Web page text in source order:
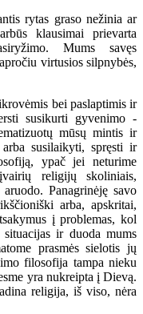
rytas graso nežinia ar
klausimai prievarta
Mums savęs
virtusios silpnybės,
bei paslaptimis ir
susikurti gyvenimo -
mūsų mintis ir
susilaikyti, spręsti ir
ypač jei neturime
religijų skoliniais,
Panagrinėję savo
arba, apskritai,
į problemas, kol
ir duoda mums
prasmės sielotis jų
filosofija tampa nieku
yra nukreipta į Dievą.
religija, iš viso, nėra